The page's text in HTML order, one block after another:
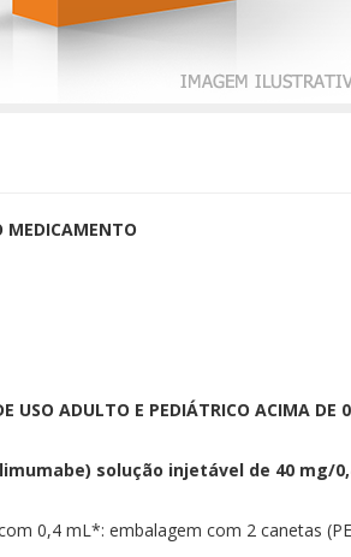
MEDICAMENTO
USO ADULTO E PEDIÁTRICO ACIMA DE
solução injetável de 40 mg/
0,4 mL*: embalagem com 2 canetas